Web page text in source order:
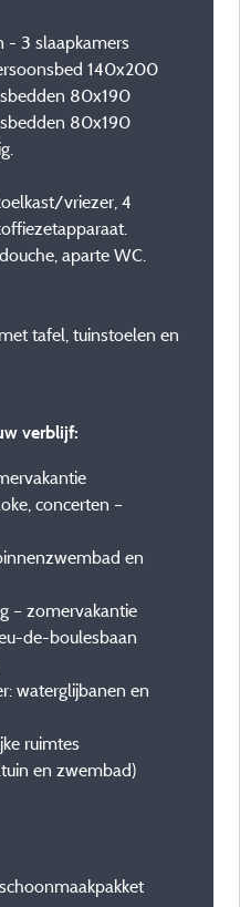
- 3 slaapkamers
140x200
80x190
80x190
vriezer, 4
aparte WC.
tafel, tuinstoelen en
verblijf:
concerten –
en
– zomervakantie
de-boulesbaan
waterglijbanen en
ruimtes
en zwembad)